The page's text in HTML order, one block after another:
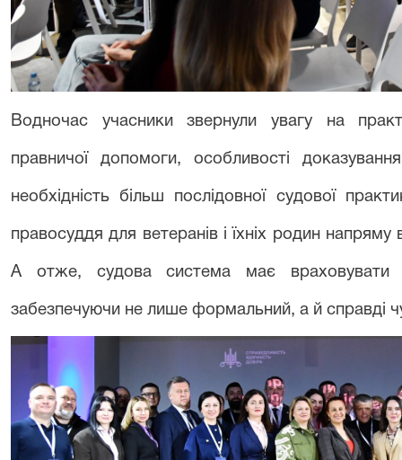
Водночас учасники звернули увагу на
правничої допомоги, особливості
необхідність більш послідовної судової
правосуддя для ветеранів і їхніх родин
А отже, судова система має враховувати
забезпечуючи не лише формальний, а й справді